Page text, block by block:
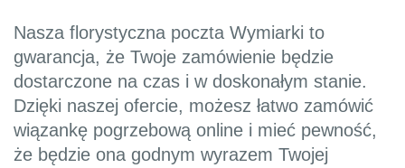
Nasza florystyczna poczta Wymiarki to
gwarancja, że Twoje zamówienie będzie
dostarczone na czas i w doskonałym stanie.
Dzięki naszej ofercie, możesz łatwo zamówić
wiązankę pogrzebową online i mieć pewność,
że będzie ona godnym wyrazem Twojej